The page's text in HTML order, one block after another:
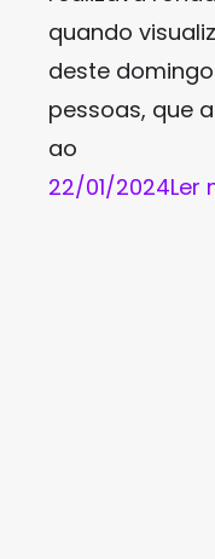
quando
deste
pessoas, que
ao
22/01/2024Ler